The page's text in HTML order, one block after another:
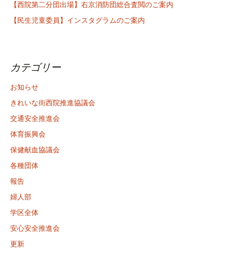
【西院第二分団出場】右京消防団総合査閲のご案内
【民生児童委員】インスタグラムのご案内
カテゴリー
お知らせ
きれいな街西院推進協議会
交通安全推進会
体育振興会
保健献血協議会
各種団体
報告
婦人部
学区全体
安心安全推進会
更新